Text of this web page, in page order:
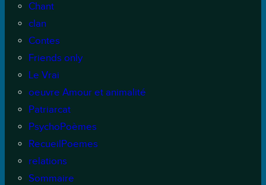
Chant
clan
Contes
Friends only
Le Vrai
oeuvre Amour et animalité
Patriarcat
PsychoPoèmes
RecueilPoemes
relations
Sommaire